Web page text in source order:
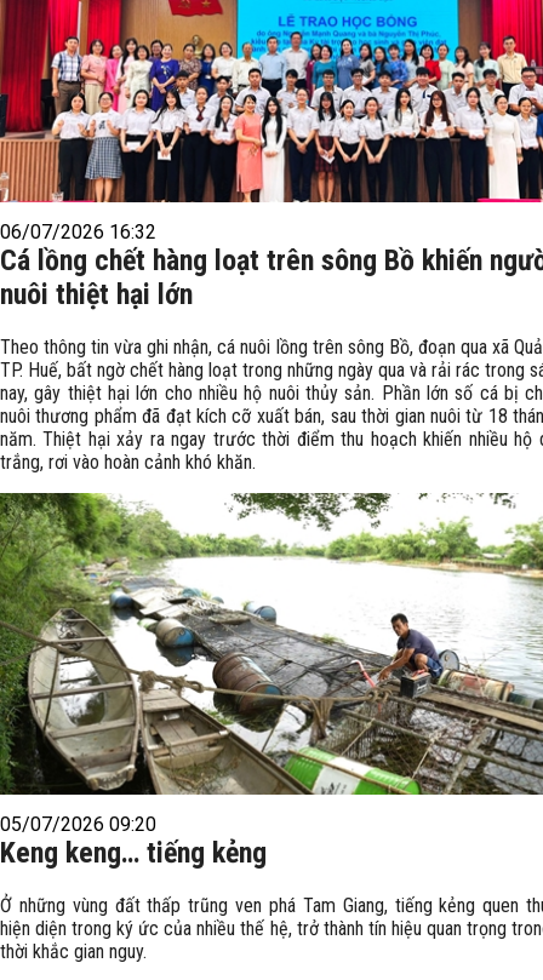
06/07/2026 16:32
Cá lồng chết hàng loạt trên sông Bồ khiến
nuôi thiệt hại lớn
Theo thông tin vừa ghi nhận, cá nuôi lồng trên sông Bồ, đoạn qua xã
TP. Huế, bất ngờ chết hàng loạt trong những ngày qua và rải rác trong
nay, gây thiệt hại lớn cho nhiều hộ nuôi thủy sản. Phần lớn số cá bị
nuôi thương phẩm đã đạt kích cỡ xuất bán, sau thời gian nuôi từ 18
năm. Thiệt hại xảy ra ngay trước thời điểm thu hoạch khiến nhiều hộ
trắng, rơi vào hoàn cảnh khó khăn.
05/07/2026 09:20
Keng keng… tiếng kẻng
Ở những vùng đất thấp trũng ven phá Tam Giang, tiếng kẻng quen
hiện diện trong ký ức của nhiều thế hệ, trở thành tín hiệu quan trọng
thời khắc gian nguy.